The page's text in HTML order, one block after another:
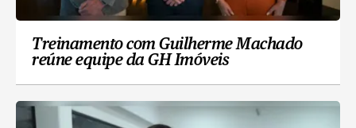
Treinamento com Guilherme Machado
reúne equipe da GH Imóveis